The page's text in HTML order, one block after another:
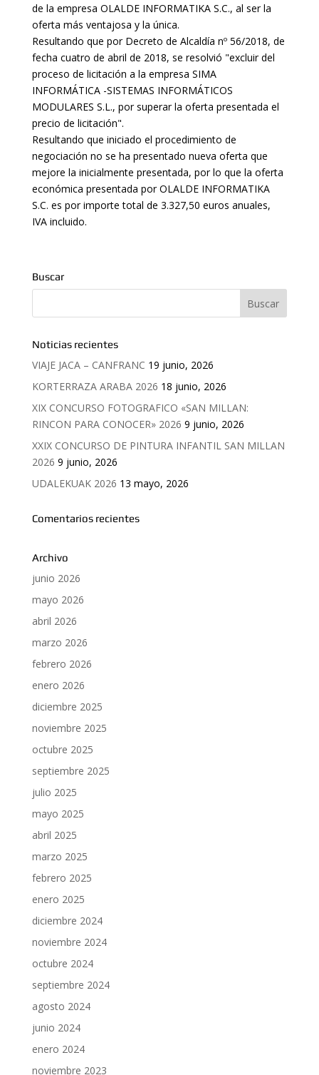
de la empresa OLALDE INFORMATIKA S.C., al ser la
oferta más ventajosa y la única.
Resultando que por Decreto de Alcaldía nº 56/2018, de
fecha cuatro de abril de 2018, se resolvió "excluir del
proceso de licitación a la empresa SIMA
INFORMÁTICA -SISTEMAS INFORMÁTICOS
MODULARES S.L., por superar la oferta presentada el
precio de licitación".
Resultando que iniciado el procedimiento de
negociación no se ha presentado nueva oferta que
mejore la inicialmente presentada, por lo que la oferta
económica presentada por OLALDE INFORMATIKA
S.C. es por importe total de 3.327,50 euros anuales,
IVA incluido.
Buscar
Noticias recientes
VIAJE JACA – CANFRANC 19 junio, 2026
KORTERRAZA ARABA 2026 18 junio, 2026
XIX CONCURSO FOTOGRAFICO «SAN MILLAN:
RINCON PARA CONOCER» 2026 9 junio, 2026
XXIX CONCURSO DE PINTURA INFANTIL SAN MILLAN
2026 9 junio, 2026
UDALEKUAK 2026 13 mayo, 2026
Comentarios recientes
Archivo
junio 2026
mayo 2026
abril 2026
marzo 2026
febrero 2026
enero 2026
diciembre 2025
noviembre 2025
octubre 2025
septiembre 2025
julio 2025
mayo 2025
abril 2025
marzo 2025
febrero 2025
enero 2025
diciembre 2024
noviembre 2024
octubre 2024
septiembre 2024
agosto 2024
junio 2024
enero 2024
noviembre 2023